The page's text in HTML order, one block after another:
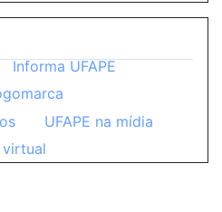
Informa UFAPE
UFAPE na mídia
virtual